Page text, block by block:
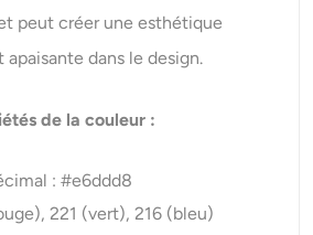
peut créer une esthétique
dans le design.
de la couleur :
: #e6ddd8
221 (vert), 216 (bleu)